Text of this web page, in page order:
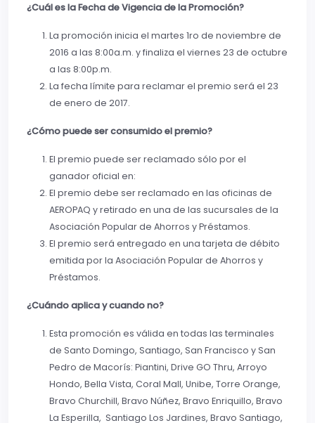
¿Cuál es la Fecha de Vigencia de la Promoción?
La promoción inicia el martes 1ro de noviembre de
2016 a las 8:00a.m. y finaliza el viernes 23 de octubre
a las 8:00p.m.
La fecha límite para reclamar el premio será el 23
de enero de 2017.
¿Cómo puede ser consumido el premio?
El premio puede ser reclamado sólo por el
ganador oficial en:
El premio debe ser reclamado en las oficinas de
AEROPAQ y retirado en una de las sucursales de la
Asociación Popular de Ahorros y Préstamos.
El premio será entregado en una tarjeta de débito
emitida por la Asociación Popular de Ahorros y
Préstamos.
¿Cuándo aplica y cuando no?
Esta promoción es válida en todas las terminales
de Santo Domingo, Santiago, San Francisco y San
Pedro de Macorís: Piantini, Drive GO Thru, Arroyo
Hondo, Bella Vista, Coral Mall, Unibe, Torre Orange,
Bravo Churchill, Bravo Núñez, Bravo Enriquillo, Bravo
La Esperilla, Santiago Los Jardines, Bravo Santiago,